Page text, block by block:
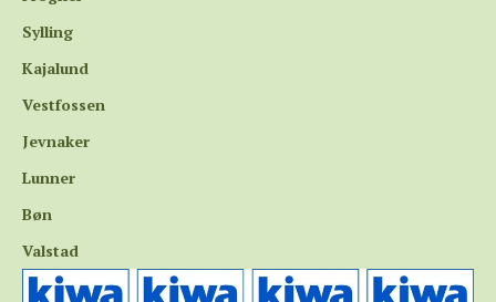
Sylling
Kajalund
Vestfossen
Jevnaker
Lunner
Bøn
Valstad